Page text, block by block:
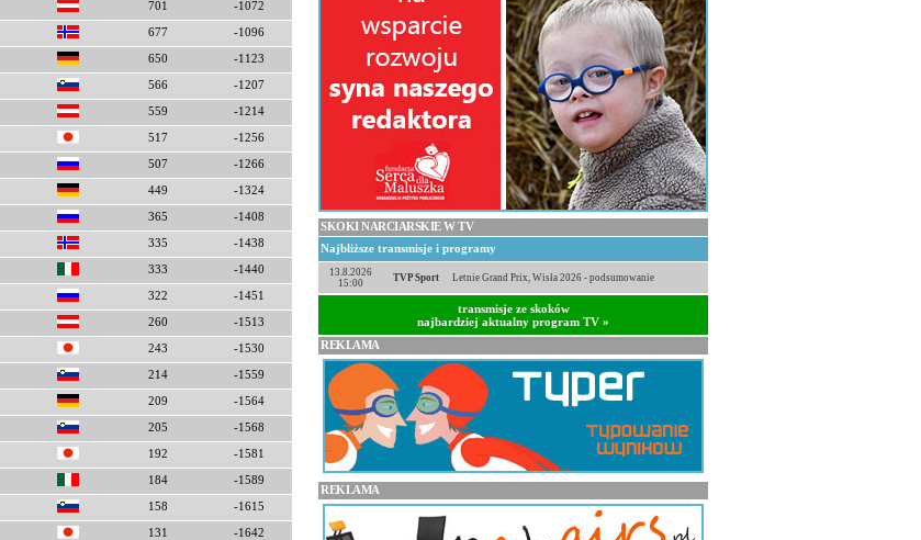
701 -1072
677 -1096
650 -1123
566 -1207
559 -1214
517 -1256
507 -1266
449 -1324
365 -1408
335 -1438
333 -1440
322 -1451
260 -1513
243 -1530
214 -1559
209 -1564
205 -1568
192 -1581
184 -1589
158 -1615
131 -1642
SKOKI NARCIARSKIE W TV
Najbliższe transmisje i programy
13.8.2026
15:00
TVP Sport Letnie Grand Prix, Wisła 2026 - podsumowanie
transmisje ze skoków
najbardziej aktualny program TV »
REKLAMA
REKLAMA